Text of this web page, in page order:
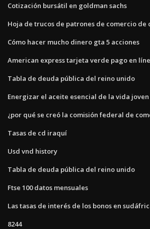
Cotización bursátil en goldman sachs
Hoja de trucos de patrones de comercio de
Cómo hacer mucho dinero gta 5 acciones
American express tarjeta verde pago en
Tabla de deuda pública del reino unido
Energizar el aceite esencial de la vida joven
¿por qué se creó la comisión federal de
Tasas de cd iraquí
Usd vnd history
Tabla de deuda pública del reino unido
Ftse 100 datos mensuales
Las tasas de interés de los bonos en
8244